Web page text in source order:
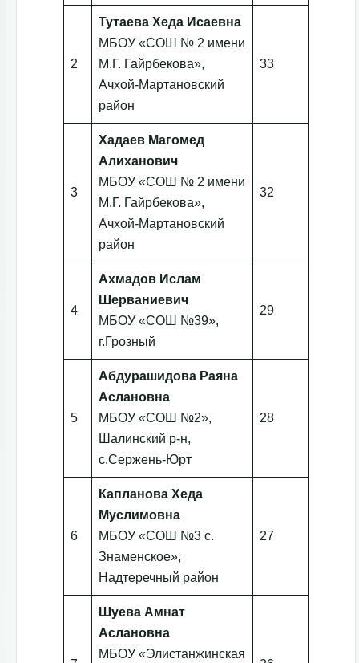
2
Тутаева Хеда Исаевна
МБОУ «СОШ № 2 имени
М.Г. Гайрбекова»,
Ачхой-Мартановский
район
33
3
Хадаев Магомед
Алиханович
МБОУ «СОШ № 2 имени
М.Г. Гайрбекова»,
Ачхой-Мартановский
район
32
4
Ахмадов Ислам
Шерваниевич
МБОУ «СОШ №39»,
г.Грозный
29
5
Абдурашидова Раяна
Аслановна
МБОУ «СОШ №2»,
Шалинский р-н,
с.Сержень-Юрт
28
6
Капланова Хеда
Муслимовна
МБОУ «СОШ №3 с.
Знаменское»,
Надтеречный район
27
Шуева Амнат
Аслановна
МБОУ «Элистанжинская